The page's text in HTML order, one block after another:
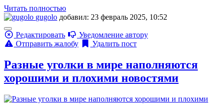
Читать полностью
gugolo добавил: 23 февраль 2025, 10:52
Редактировать
Уведомление автору
Отправить жалобу
Удалить пост
Разные уголки в мире наполняются
хорошими и плохими новостями